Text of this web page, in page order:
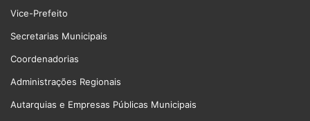
Vice-Prefeito
Secretarias Municipais
Coordenadorias
Administrações Regionais
Autarquias e Empresas Públicas Municipais